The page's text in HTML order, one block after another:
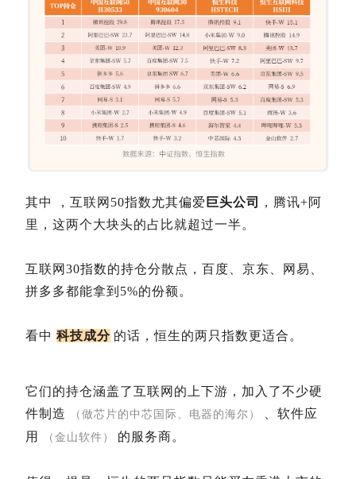
其中 ，互联网50指数尤其偏爱 巨头公司
，腾讯+阿
里，这两个大块头的占比就超过一半。
互联网30指数的持仓分散点，百度、京东、网易、
拼多多都能拿到5%的份额。
看中 科技成分 的话，恒生的两只指数更适合。
它们的持仓涵盖了互联网的上下游，加入了不少硬
件制造
（做芯片的中芯国际、电器的海尔）
、软件应
用
（金山软件） 的服务商。